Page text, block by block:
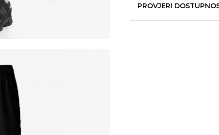
PROVJERI